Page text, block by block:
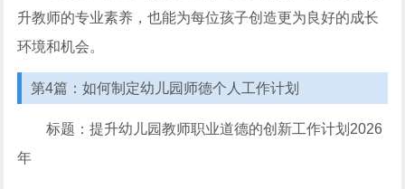
升教师的专业素养，也能为每位孩子创造更为良好的成长
环境和机会。
第4篇：如何制定幼儿园师德个人工作计划
标题：提升幼儿园教师职业道德的创新工作计划2026
年